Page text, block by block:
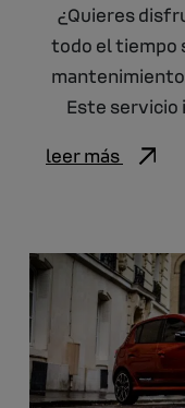
¿Quieres
todo el tiempo
mantenimiento
Este servicio
leer más